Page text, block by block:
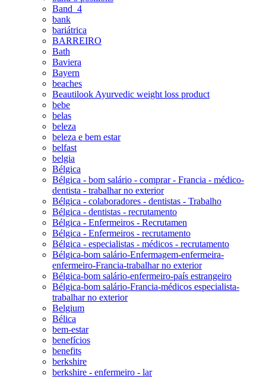
Band_4
bank
bariátrica
BARREIRO
Bath
Baviera
Bayern
beaches
Beautilook Ayurvedic weight loss product
bebe
belas
beleza
beleza e bem estar
belfast
belgia
Bélgica
Bélgica - bom salário - comprar - Francia - médico-
dentista - trabalhar no exterior
Bélgica - colaboradores - dentistas - Trabalho
Bélgica - dentistas - recrutamento
Bélgica - Enfermeiros - Recrutamen
Bélgica - Enfermeiros - recrutamento
Bélgica - especialistas - médicos - recrutamento
Bélgica-bom salário-Enfermagem-enfermeira-
enfermeiro-Francia-trabalhar no exterior
Bélgica-bom salário-enfermeiro-país estrangeiro
Bélgica-bom salário-Francia-médicos especialista-
trabalhar no exterior
Belgium
Bélica
bem-estar
benefícios
benefits
berkshire
berkshire - enfermeiro - lar